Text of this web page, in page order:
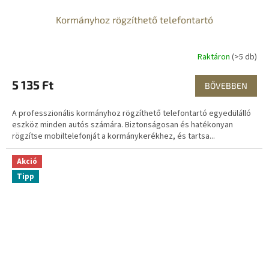
Kormányhoz rögzíthető telefontartó
Raktáron (>5 db)
5 135 Ft BŐVEBBEN
A professzionális kormányhoz rögzíthető telefontartó egyedülálló
eszköz minden autós számára. Biztonságosan és hatékonyan
rögzítse mobiltelefonját a kormánykerékhez, és tartsa...
Akció
Tipp